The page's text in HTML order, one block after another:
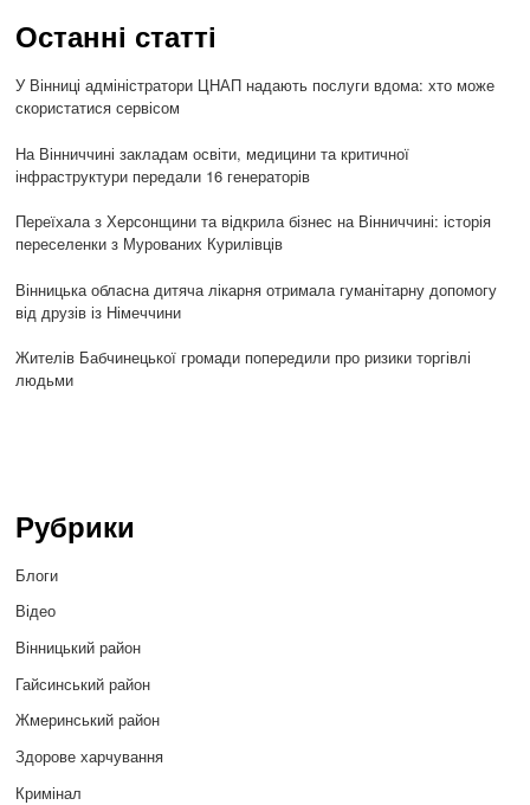
Останні статті
У Вінниці адміністратори ЦНАП надають послуги вдома: хто може
скористатися сервісом
На Вінниччині закладам освіти, медицини та критичної
інфраструктури передали 16 генераторів
Переїхала з Херсонщини та відкрила бізнес на Вінниччині: історія
переселенки з Мурованих Курилівців
Вінницька обласна дитяча лікарня отримала гуманітарну допомогу
від друзів із Німеччини
Жителів Бабчинецької громади попередили про ризики торгівлі
людьми
Рубрики
Блоги
Відео
Вінницький район
Гайсинський район
Жмеринський район
Здорове харчування
Кримінал